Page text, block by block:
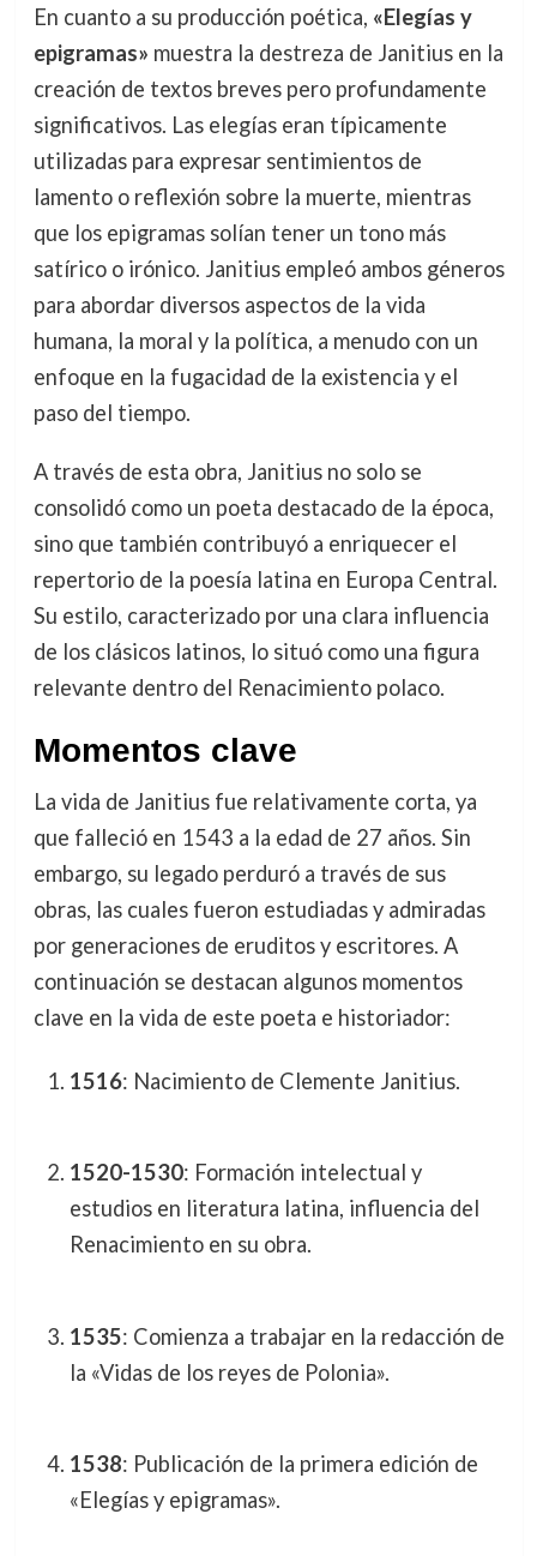
En cuanto a su producción poética, «Elegías y
epigramas» muestra la destreza de Janitius en la
creación de textos breves pero profundamente
significativos. Las elegías eran típicamente
utilizadas para expresar sentimientos de
lamento o reflexión sobre la muerte, mientras
que los epigramas solían tener un tono más
satírico o irónico. Janitius empleó ambos géneros
para abordar diversos aspectos de la vida
humana, la moral y la política, a menudo con un
enfoque en la fugacidad de la existencia y el
paso del tiempo.
A través de esta obra, Janitius no solo se
consolidó como un poeta destacado de la época,
sino que también contribuyó a enriquecer el
repertorio de la poesía latina en Europa Central.
Su estilo, caracterizado por una clara influencia
de los clásicos latinos, lo situó como una figura
relevante dentro del Renacimiento polaco.
Momentos clave
La vida de Janitius fue relativamente corta, ya
que falleció en 1543 a la edad de 27 años. Sin
embargo, su legado perduró a través de sus
obras, las cuales fueron estudiadas y admiradas
por generaciones de eruditos y escritores. A
continuación se destacan algunos momentos
clave en la vida de este poeta e historiador:
1516: Nacimiento de Clemente Janitius.
1520-1530: Formación intelectual y
estudios en literatura latina, influencia del
Renacimiento en su obra.
1535: Comienza a trabajar en la redacción de
la «Vidas de los reyes de Polonia».
1538: Publicación de la primera edición de
«Elegías y epigramas».